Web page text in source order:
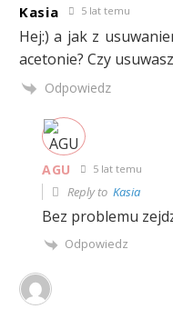
Kasia 5 lat temu
Hej:) a jak z
acetonie? Czy
Odpowiedz
AGU 5 lat temu
Reply to Kasia
Bez problemu
Odpowiedz